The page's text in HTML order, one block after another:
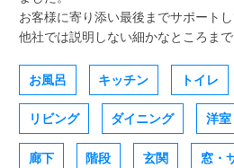
お客様に寄り添い最後までサポートし
他社では説明しない細かなところま
お風呂 キッチン トイレ
リビング ダイニング 洋室
廊下 階段 玄関 窓・